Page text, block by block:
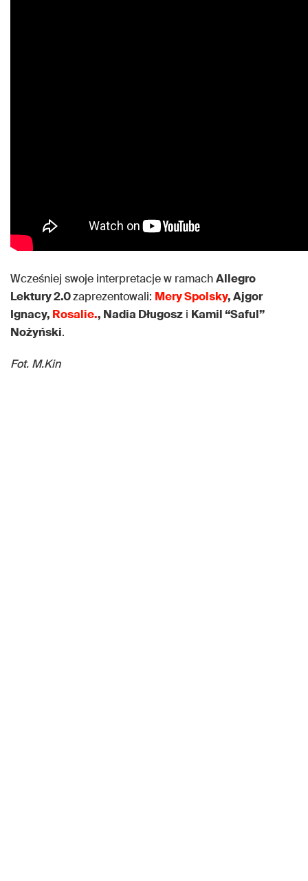
Wcześniej swoje interpretacje w ramachAllegro
Lektury 2.0zaprezentowali: Mery Spolsky, Ajgor
Ignacy, Rosalie., Nadia Długosz i Kamil “Saful”
Nożyński.
Fot. M.Kin